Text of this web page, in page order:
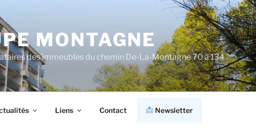
MONTAGNE
des immeubles du chemin De-La-Montagne 70 à 134
Liens Contact Newsletter